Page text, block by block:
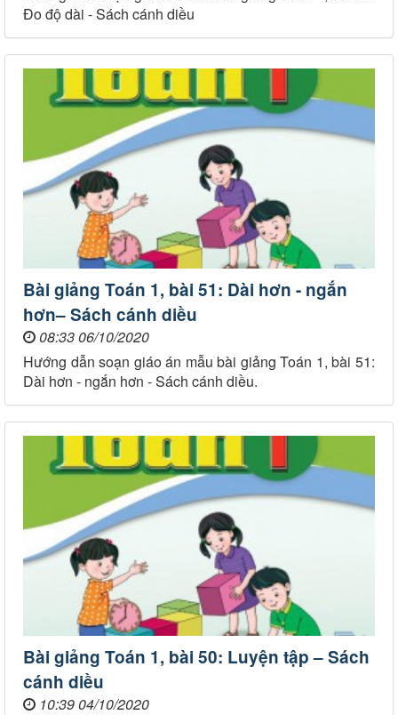
Đo độ dài - Sách cánh diều
Bài giảng Toán 1, bài 51: Dài hơn - ngắn
hơn– Sách cánh diều
08:33 06/10/2020
Hướng dẫn soạn giáo án mẫu bài giảng Toán 1, bài 51:
Dài hơn - ngắn hơn - Sách cánh diều.
Bài giảng Toán 1, bài 50: Luyện tập – Sách
cánh diều
10:39 04/10/2020